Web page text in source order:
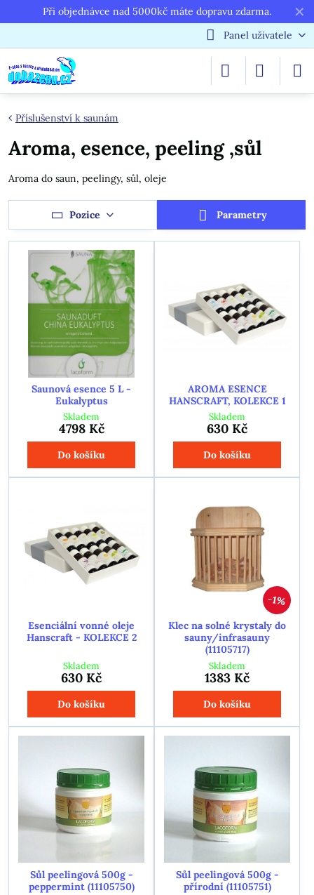
✕
Při objednávce nad 5000kč máte dopravu zdarma.
Panel uživatele
Příslušenství k saunám
Aroma, esence, peeling ,sůl
Aroma do saun, peelingy, sůl, oleje
Pozice Parametry
Saunová esence 5 L -
Eukalyptus
Skladem
4798 Kč
Do košíku
AROMA ESENCE
HANSCRAFT, KOLEKCE 1
Skladem
630 Kč
Do košíku
Esenciální vonné oleje
Hanscraft - KOLEKCE 2
Skladem
630 Kč
Do košíku
1%
Klec na solné krystaly do
sauny/infrasauny
(11105717)
Skladem
1383 Kč
Do košíku
Sůl peelingová 500g -
peppermint (11105750)
Sůl peelingová 500g -
přírodní (11105751)